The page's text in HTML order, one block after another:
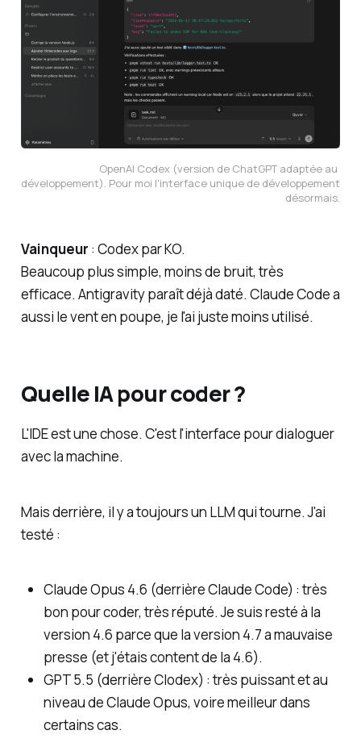
OpenAI Codex (version de ChatGPT adaptée au
développement). Pour moi l'interface unique de développement
désormais.
Vainqueur : Codex par KO.
Beaucoup plus simple, moins de bruit, très
efficace. Antigravity paraît déjà daté. Claude Code a
aussi le vent en poupe, je l'ai juste moins utilisé.
Quelle IA pour coder ?
L'IDE est une chose. C'est l'interface pour dialoguer
avec la machine.
Mais derrière, il y a toujours un LLM qui tourne. J'ai
testé :
Claude Opus 4.6 (derrière Claude Code) : très
bon pour coder, très réputé. Je suis resté à la
version 4.6 parce que la version 4.7 a mauvaise
presse (et j'étais content de la 4.6).
GPT 5.5 (derrière Clodex) : très puissant et au
niveau de Claude Opus, voire meilleur dans
certains cas.